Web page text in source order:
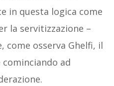
in questa logica come
la servitizzazione –
come osserva Ghelfi, il
ad